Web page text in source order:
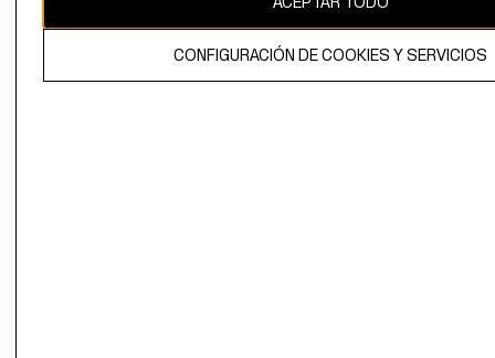
CONFIGURACIÓN DE COOKIES Y SERVICIOS